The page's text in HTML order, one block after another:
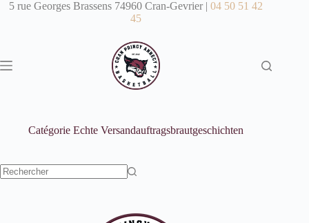
Passer
5 rue Georges Brassens 74960 Cran-Gevrier |04 50 51 42
45
Catégorie Echte Versandauftragsbrautgeschichten